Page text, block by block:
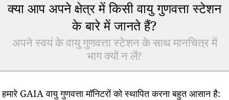
क्या आप अपने क्षेत्र में किसी वायु गुणवत्ता स्टेशन
के बारे में जानते हैं?
अपने स्वयं के वायु गुणवत्ता स्टेशन के साथ मानचित्र में
भाग क्यों न लें?
हमारे GAIA वायु गुणवत्ता मॉनिटरों को स्थापित करना बहुत आसान है: